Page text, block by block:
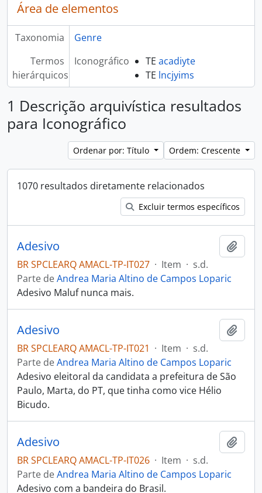
Área de elementos
Taxonomia
Genre
Termos
hierárquicos
Iconográfico TE acadiyte
TE lncjyims
1 Descrição arquivística resultados
para Iconográfico
Ordenar por: Título Ordem: Crescente
1070 resultados diretamente relacionados
Excluir termos específicos
Adesivo
BR SPCLEARQ AMACL-TP-IT027 · Item · s.d.
Parte deAndrea Maria Altino de Campos Loparic
Adesivo Maluf nunca mais.
Adesivo
BR SPCLEARQ AMACL-TP-IT021 · Item · s.d.
Parte deAndrea Maria Altino de Campos Loparic
Adesivo eleitoral da candidata a prefeitura de São
Paulo, Marta, do PT, que tinha como vice Hélio
Bicudo.
Adesivo
BR SPCLEARQ AMACL-TP-IT026 · Item · s.d.
Parte deAndrea Maria Altino de Campos Loparic
Adesivo com a bandeira do Brasil.